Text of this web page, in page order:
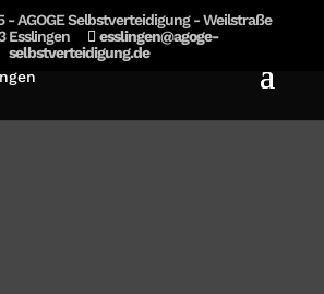
- AGOGE Selbstverteidigung - Weilstraße
Esslingen
esslingen@agoge-
selbstverteidigung.de